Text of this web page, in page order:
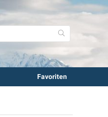
Favoriten